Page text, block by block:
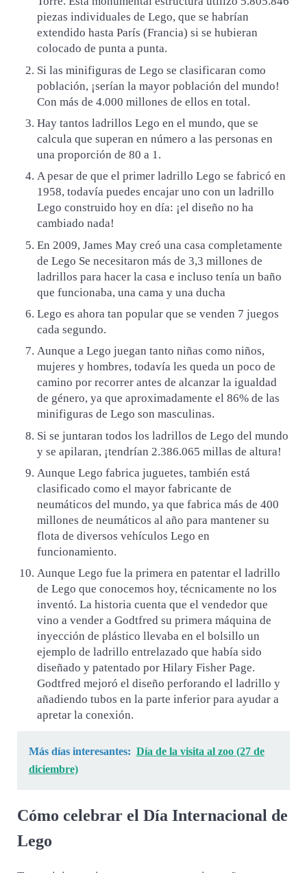
piezas individuales de Lego, que se habrían
extendido hasta París (Francia) si se hubieran
colocado de punta a punta.
Si las minifiguras de Lego se clasificaran como
población, ¡serían la mayor población del mundo!
Con más de 4.000 millones de ellos en total.
Hay tantos ladrillos Lego en el mundo, que se
calcula que superan en número a las personas en
una proporción de 80 a 1.
A pesar de que el primer ladrillo Lego se fabricó en
1958, todavía puedes encajar uno con un ladrillo
Lego construido hoy en día: ¡el diseño no ha
cambiado nada!
En 2009, James May creó una casa completamente
de Lego Se necesitaron más de 3,3 millones de
ladrillos para hacer la casa e incluso tenía un baño
que funcionaba, una cama y una ducha
Lego es ahora tan popular que se venden 7 juegos
cada segundo.
Aunque a Lego juegan tanto niñas como niños,
mujeres y hombres, todavía les queda un poco de
camino por recorrer antes de alcanzar la igualdad
de género, ya que aproximadamente el 86% de las
minifiguras de Lego son masculinas.
Si se juntaran todos los ladrillos de Lego del mundo
y se apilaran, ¡tendrían 2.386.065 millas de altura!
Aunque Lego fabrica juguetes, también está
clasificado como el mayor fabricante de
neumáticos del mundo, ya que fabrica más de 400
millones de neumáticos al año para mantener su
flota de diversos vehículos Lego en
funcionamiento.
Aunque Lego fue la primera en patentar el ladrillo
de Lego que conocemos hoy, técnicamente no los
inventó. La historia cuenta que el vendedor que
vino a vender a Godtfred su primera máquina de
inyección de plástico llevaba en el bolsillo un
ejemplo de ladrillo entrelazado que había sido
diseñado y patentado por Hilary Fisher Page.
Godtfred mejoró el diseño perforando el ladrillo y
añadiendo tubos en la parte inferior para ayudar a
apretar la conexión.
Más días interesantes: Día de la visita al zoo (27 de
diciembre)
Cómo celebrar el Día Internacional de
Lego